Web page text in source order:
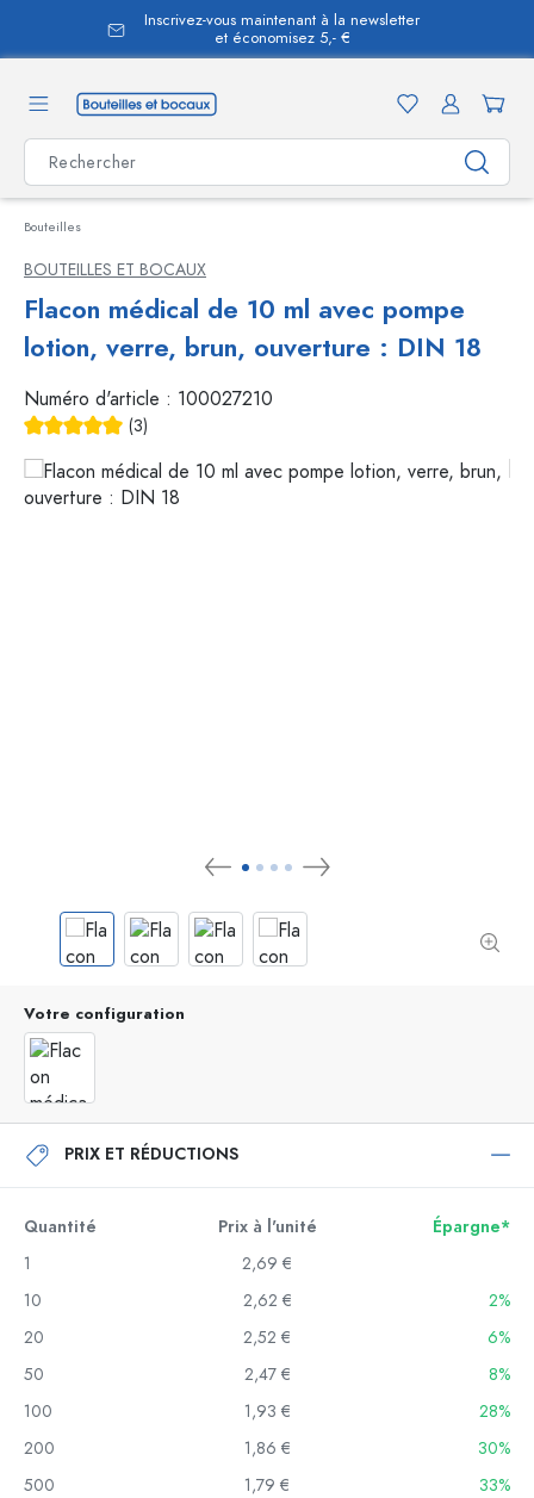
principal
Inscrivez-vous maintenant à la newsletter
et économisez 5,- €
Bouteilles
BOUTEILLES ET BOCAUX
Flacon médical de 10 ml avec pompe
lotion, verre, brun, ouverture : DIN 18
Numéro d'article : 100027210
(3)
Votre configuration
PRIX ET RÉDUCTIONS
Quantité Prix à l'unité
Épargne*
1
2,69 €
10
2,62 €
2%
20
2,52 €
6%
50
2,47 €
8%
100
1,93 €
28%
200
1,86 €
30%
500
1,79 €
33%